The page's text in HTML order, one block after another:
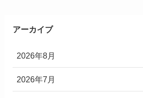
アーカイブ
2026年8月
2026年7月